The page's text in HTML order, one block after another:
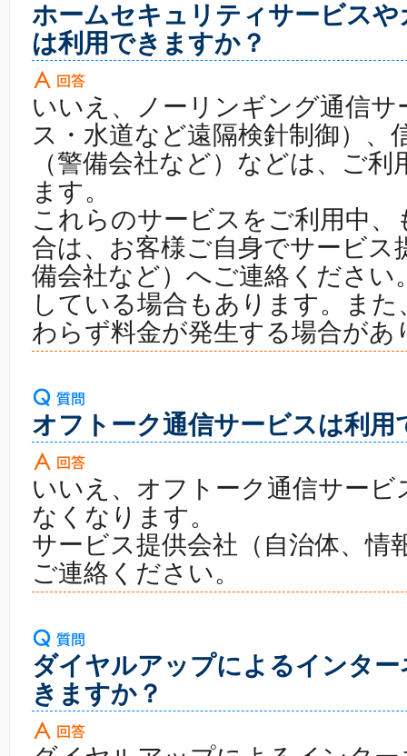
ホームセキュリティサービス
は利用できますか？
いいえ、ノーリンギング通信サ
ス・水道など遠隔検針制御）、
（警備会社など）などは、ご
ます。
これらのサービスをご利用中
合は、お客様ご自身でサービス
備会社など）へご連絡ください
している場合もあります。ま
わらず料金が発生する場合があ
オフトーク通信サービスは利用
いいえ、オフトーク通信サー
なくなります。
サービス提供会社（自治体、情
ご連絡ください。
ダイヤルアップによるインタ
きますか？